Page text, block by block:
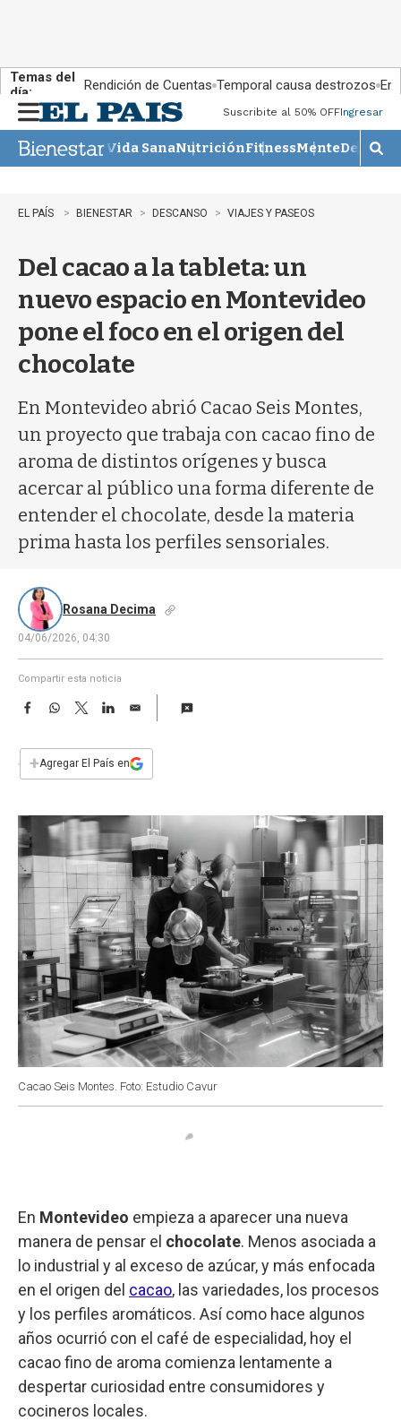
Temas del
día:
Rendición de Cuentas Temporal causa destrozos En
n
u
Suscribite al 50% OFFIngresar
Vida SanaNutriciónFitnessMente
M
o
EL PAÍS BIENESTAR DESCANSO VIAJES Y PASEOS
Del cacao a la tableta: un
nuevo espacio en Montevideo
pone el foco en el origen del
chocolate
En Montevideo abrió Cacao Seis Montes,
un proyecto que trabaja con cacao fino de
aroma de distintos orígenes y busca
acercar al público una forma diferente de
entender el chocolate, desde la materia
prima hasta los perfiles sensoriales.
Rosana Decima
04/06/2026, 04:30
Compartir esta noticia
F
e
b
W
s
p
T
w
t
L
E
i
l
+Agregar El País en
Cacao Seis Montes. Foto: Estudio Cavur
En Montevideo empieza a aparecer una nueva
manera de pensar el chocolate. Menos asociada a
lo industrial y al exceso de azúcar, y más enfocada
en el origen del cacao, las variedades, los procesos
y los perfiles aromáticos. Así como hace algunos
años ocurrió con el café de especialidad, hoy el
cacao fino de aroma comienza lentamente a
despertar curiosidad entre consumidores y
cocineros locales.